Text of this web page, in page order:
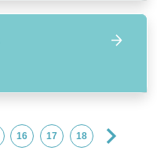
16 17 18